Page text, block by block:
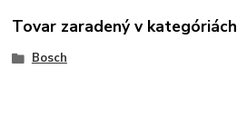
Tovar zaradený v kategóriách
Bosch